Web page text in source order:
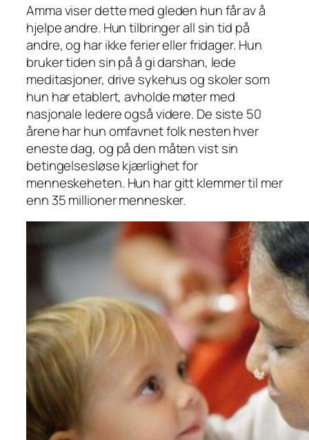
Amma viser dette med gleden hun får av å
hjelpe andre. Hun tilbringer all sin tid på
andre, og har ikke ferier eller fridager. Hun
bruker tiden sin på å gi darshan, lede
meditasjoner, drive sykehus og skoler som
hun har etablert, avholde møter med
nasjonale ledere også videre. De siste 50
årene har hun omfavnet folk nesten hver
eneste dag, og på den måten vist sin
betingelsesløse kjærlighet for
menneskeheten. Hun har gitt klemmer til mer
enn 35 millioner mennesker.